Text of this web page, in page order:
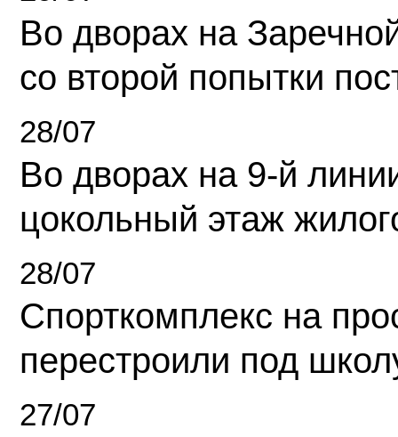
Во дворах на
со второй попытки
28/07
Во дворах на 9-й
цокольный этаж
28/07
Спорткомплекс на
перестроили под
27/07